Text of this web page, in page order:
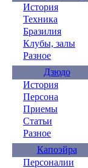
История
Техника
Бразилия
Клубы, залы
Разное
Дзюдо
История
Персона
Приемы
Статьи
Разное
Капоэйра
Персоналии